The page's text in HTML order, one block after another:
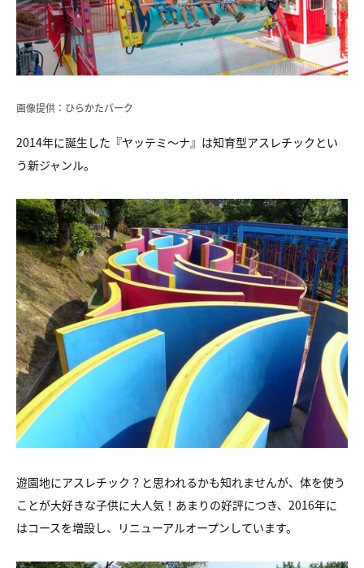
画像提供：ひらかたパーク
2014年に誕生した『ヤッテミ〜ナ』は知育型アスレチックとい
う新ジャンル。
遊園地にアスレチック？と思われるかも知れませんが、体を使う
ことが大好きな子供に大人気！あまりの好評につき、2016年に
はコースを増設し、リニューアルオープンしています。